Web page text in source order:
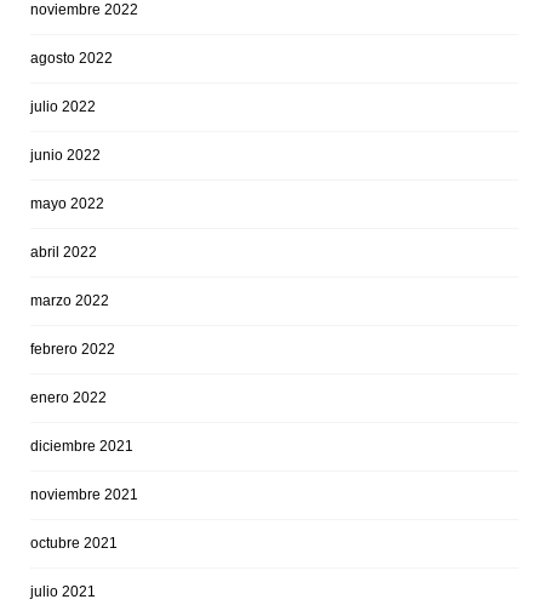
noviembre 2022
agosto 2022
julio 2022
junio 2022
mayo 2022
abril 2022
marzo 2022
febrero 2022
enero 2022
diciembre 2021
noviembre 2021
octubre 2021
julio 2021